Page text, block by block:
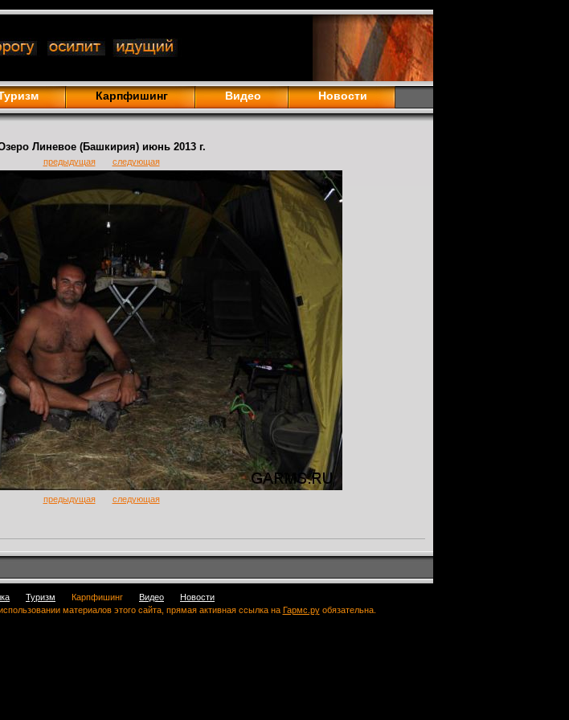
Карпфишинг Видео Новости
Линевое (Башкирия) июнь 2013 г.
предыдущая следующая
предыдущая следующая
Туризм Карпфишинг Видео
Новости
материалов этого сайта, прямая активная ссылка на Гармс.руобязательна.